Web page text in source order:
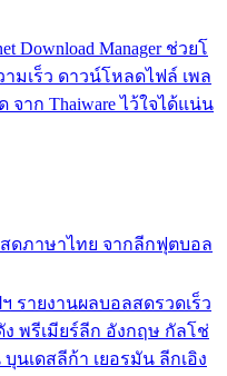
Download Manager ช่วยโ
มเร็ว ดาวน์โหลดไฟล์ เพล
าก Thaiware ไว้ใจได้แน่น
สดภาษาไทย จากลีกฟุตบอล
รายงานผลบอลสดรวดเร็ว
พรีเมียร์ลีก อังกฤษ กัลโช่
นเดสลีก้า เยอรมัน ลีกเอิง